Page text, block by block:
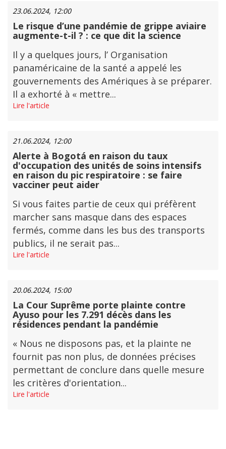
23.06.2024, 12:00
Le risque d’une pandémie de grippe aviaire
augmente-t-il ? : ce que dit la science
Il y a quelques jours, l’ Organisation
panaméricaine de la santé a appelé les
gouvernements des Amériques à se préparer.
Il a exhorté à « mettre...
Lire l'article
21.06.2024, 12:00
Alerte à Bogotá en raison du taux
d'occupation des unités de soins intensifs
en raison du pic respiratoire : se faire
vacciner peut aider
Si vous faites partie de ceux qui préfèrent
marcher sans masque dans des espaces
fermés, comme dans les bus des transports
publics, il ne serait pas...
Lire l'article
20.06.2024, 15:00
La Cour Suprême porte plainte contre
Ayuso pour les 7.291 décès dans les
résidences pendant la pandémie
« Nous ne disposons pas, et la plainte ne
fournit pas non plus, de données précises
permettant de conclure dans quelle mesure
les critères d'orientation...
Lire l'article